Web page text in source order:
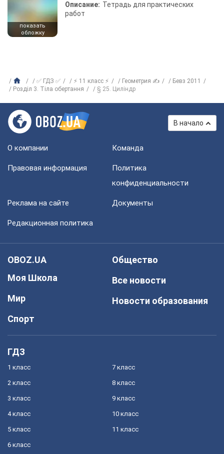
показать
обложку
Описание: Тетрадь для практических
работ
✅ ГДЗ ✅ ⚡ 11 класс ⚡ Геометрия ✍
Бевз 2011
Розділ 3. Тіла обертання
§ 25. Циліндр
В начало
О компании Команда
Правовая информация
Политика
конфиденциальности
Реклама на сайте Документы
Редакционная политика
OBOZ.UA
Моя Школа
Мир
Спорт
Общество
Все новости
Новости образования
ГДЗ
1 класс
2 класс
3 класс
4 класс
5 класс
6 класс
7 класс
8 класс
9 класс
10 класс
11 класс